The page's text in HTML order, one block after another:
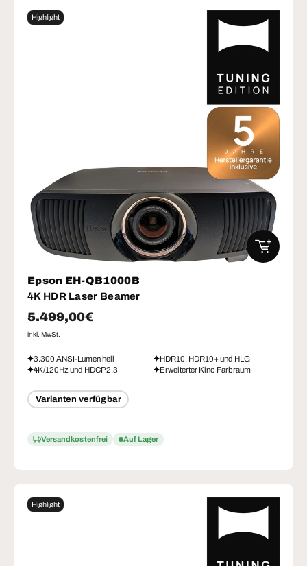
Highlight
Epson EH-QB1000B
4K HDR Laser Beamer
Normaler Preis
5.499,00€
inkl. MwSt.
3.300 ANSI-Lumen hell
HDR10, HDR10+ und HLG
4K/120Hz und HDCP2.3
Erweiterter Kino Farbraum
Varianten verfügbar
Versandkostenfrei Auf Lager
IN DEN
Highlight